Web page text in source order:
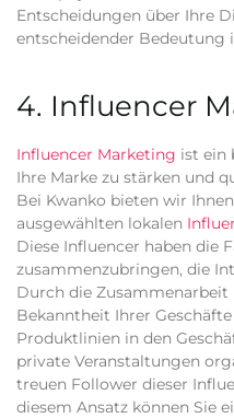
Entscheidungen über Ihre
entscheidender Bedeutung
4. Influencer
Influencer Marketing ist ein
Ihre Marke zu stärken und
Bei Kwanko bieten wir
ausgewählten lokalen
Diese Influencer haben die
zusammenzubringen, die
Durch die
Bekanntheit Ihrer
Produktlinien in den
private Veranstaltungen
treuen Follower dieser
diesem Ansatz können Sie